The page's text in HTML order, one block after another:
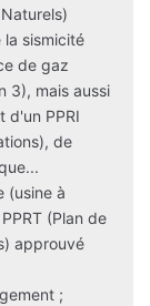
sismicité
de gaz
3), mais aussi
d'un PPRI
de
(usine à
(Plan de
approuvé
;